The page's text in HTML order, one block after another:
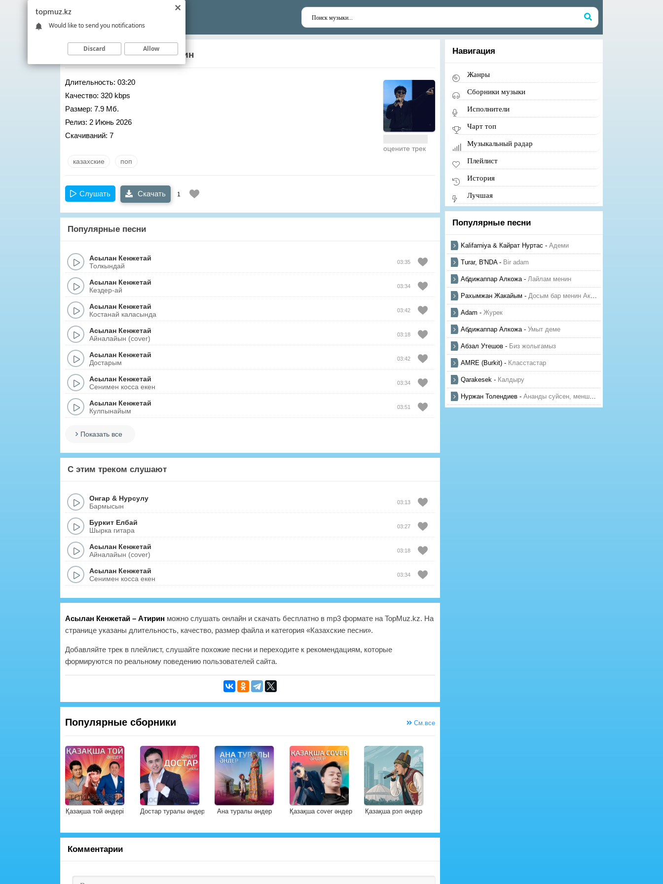
Асылан Кенжетай– Атирин
Длительность: 03:20
Качество: 320 kbps
Размер: 7.9 Мб.
Релиз: 2 Июнь 2026
Скачиваний: 7
оцените трек
казахские поп
Слушать Скачать 1
Популярные песни
Асылан Кенжетай
Толкындай
03:35
Асылан Кенжетай
Кездер-ай
03:34
Асылан Кенжетай
Костанай каласында
03:42
Асылан Кенжетай
Айналайын (cover)
03:18
Асылан Кенжетай
Достарым
03:42
Асылан Кенжетай
Сенимен косса екен
03:34
Асылан Кенжетай
Кулпынайым
03:51
Показать все
С этим треком слушают
Онгар & Нурсулу
Бармысын
03:13
Буркит Елбай
Шырка гитара
03:27
Асылан Кенжетай
Айналайын (cover)
03:18
Асылан Кенжетай
Сенимен косса екен
03:34
Асылан Кенжетай – Атирин можно слушать онлайн и скачать бесплатно в mp3 формате на TopMuz.kz. На
странице указаны длительность, качество, размер файла и категория «Казахские песни».
Добавляйте трек в плейлист, слушайте похожие песни и переходите к рекомендациям, которые
формируются по реальному поведению пользователей сайта.
Популярные сборники См.все
Қазақша той әндері Достар туралы әндер Ана туралы әндер Қазақша cover әндер Қазақша рэп әндер
Комментарии
Навигация
Жанры
Сборники музыки
Исполнители
Чарт топ
Музыкальный радар
Плейлист
История
Лучшая
Популярные песни
Kalifarniya & Кайрат Нуртас - Адеми
Turar, B'NDA- Bir adam
Абдижаппар Алкожа- Лайлам менин
Рахымжан Жакайым - Досым бар менин Актауда
Adam - Журек
Абдижаппар Алкожа- Умыт деме
Абзал Утешов - Биз жолыгамыз
AMRE (Burkit) - Класстастар
Qarakesek - Калдыру
Нуржан Толендиев - Ананды суйсен, менше суй
topmuz.kz
Would like to send you notifications
Discard Allow